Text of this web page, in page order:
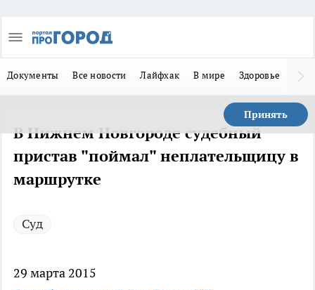
Документы Все новости Лайфхак В мире Здоровье
Принять
В Нижнем Новгороде судебный
пристав "поймал" неплательщицу в
маршрутке
Суд
29 марта 2015